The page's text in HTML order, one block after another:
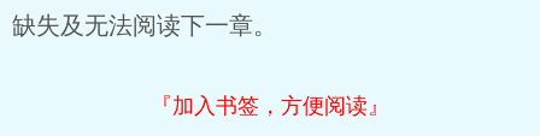
缺失及无法阅读下一章。
『加入书签，方便阅读』